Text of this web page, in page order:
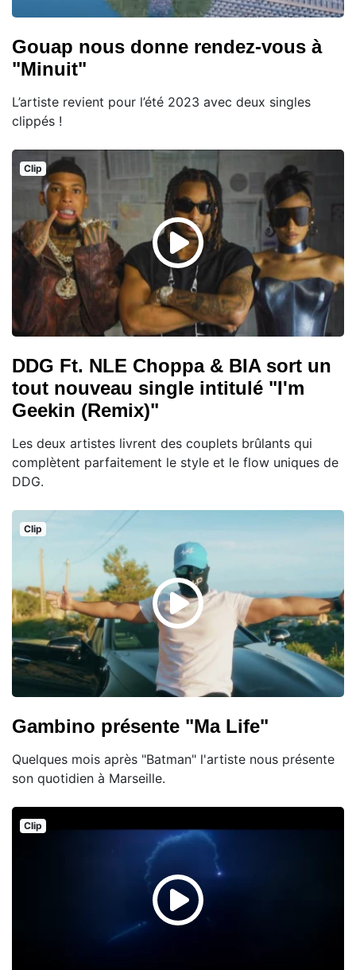
Gouap nous donne rendez-vous à
"Minuit"
L’artiste revient pour l’été 2023 avec deux singles
clippés !
Clip
DDG Ft. NLE Choppa & BIA sort un
tout nouveau single intitulé "I'm
Geekin (Remix)"
Les deux artistes livrent des couplets brûlants qui
complètent parfaitement le style et le flow uniques de
DDG.
Clip
Gambino présente "Ma Life"
Quelques mois après "Batman" l'artiste nous présente
son quotidien à Marseille.
Clip